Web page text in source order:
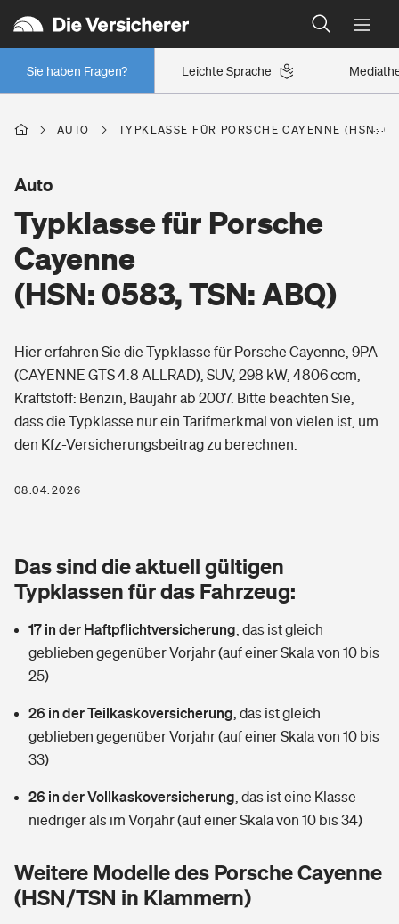
Leichte Sprache
Sie haben Fragen?
Wer versichert was: Jetzt Versicherer finden
Regionalklassen: So ist Ihre Region eingestuft
Wer versichert was: Jetzt Versicherer finden
Berufsunfähigkeitsversicherung
Erwerbsunfähigkeitsversicherung
Arbeitsrechtsschutz
Berufshaftpflichtversicherung
Rentenrechner: Wie viel Geld bekomme ich im Alter?
Wer versichert was: Jetzt Versicherer finden
Sie haben Fragen?
Wohnen
Wohngebäudeversicherung
Hausratversicherung
Elementarversicherung
Photovoltaik
Wärmepumpen versichern
Vermieterrrechtsschutz
Mietkautionsversicherung
Restkreditversicherung
Zur Übersicht
Wer versichert was: Jetzt Versicherer finden
Pri­vate Haft­pflicht­
Rechts­schutz­ver­si­che­rung
Kinderunfall­ver­si­che­rung
Reiseversicherung
Handyversicherung
Musikinstrumentenversicherung
Gesundheit
Private Krankenversicherung
Tierkrankenversicherung
Zur Übersicht
Wer versichert was: Jetzt Versicherer finden
Sie haben Fragen?
AUTO TYPKLASSE FÜR PORSCHE CAYENNE (HSN:
Typklasse für Porsche
Cayenne
(HSN: 0583, TSN: ABQ)
Auto
Hier erfahren Sie die Typklasse für Porsche Cayenne, 9PA
(CAYENNE GTS 4.8 ALLRAD), SUV, 298 kW, 4806 ccm,
Kraftstoff: Benzin, Baujahr ab 2007. Bitte beachten Sie,
dass die Typklasse nur ein Tarifmerkmal von vielen ist, um
den Kfz-Versicherungsbeitrag zu berechnen.
08.04.2026
Das sind die aktuell gültigen
Typklassen für das Fahrzeug:
17 in der Haftpflichtversicherung das ist gleich
geblieben gegenüber Vorjahr (auf einer Skala von 10 bis
25)
26 in der Teilkaskoversicherung das ist gleich
geblieben gegenüber Vorjahr (auf einer Skala von 10 bis
33)
26 in der Vollkaskoversicherung das ist eine Klasse
niedriger als im Vorjahr (auf einer Skala von 10 bis 34)
Weitere Modelle des Porsche Cayenne
(HSN/TSN in Klammern)